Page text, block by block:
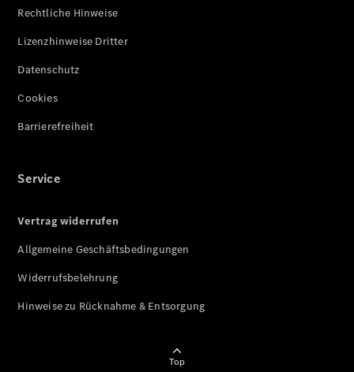
Rechtliche Hinweise
Lizenzhinweise Dritter
Datenschutz
Cookies
Barrierefreiheit
Service
Vertrag widerrufen
Allgemeine Geschäftsbedingungen
Widerrufsbelehrung
Hinweise zu Rücknahme & Entsorgung
Top